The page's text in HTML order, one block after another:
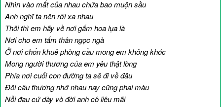
Nhìn vào mắt của nhau chứa bao muộn sầu
Anh nghĩ ta nên rời xa nhau
Thôi thì em hãy về nơi gấm hoa lụa là
Nơi cho em tấm thân ngọc ngà
Ở nơi chốn khuê phòng cầu mong em không khóc
Mong người thương của em yêu thật lòng
Phía nơi cuối con đường ta sẽ đi về đâu
Đôi câu thương nhớ nhau nay cũng phai màu
Nỗi đau cứ dày vò đời anh cô liêu mãi